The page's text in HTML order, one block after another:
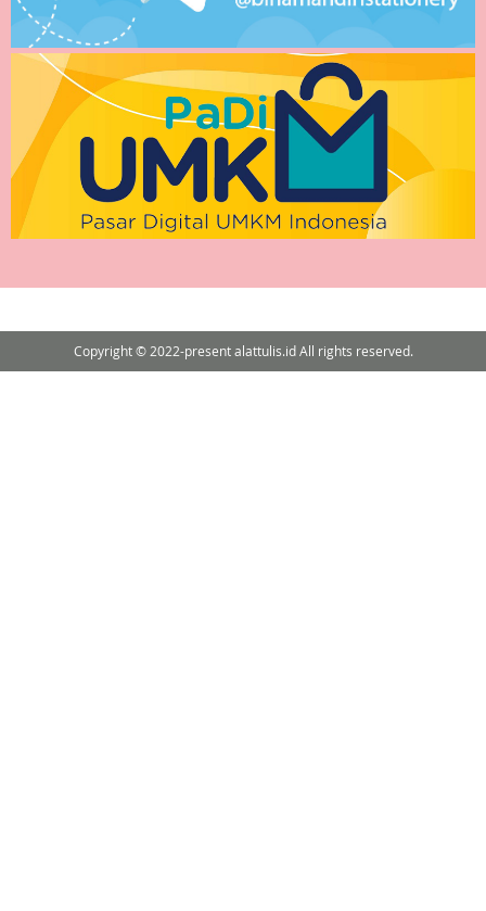
Copyright © 2022-present alattulis.id All rights reserved.